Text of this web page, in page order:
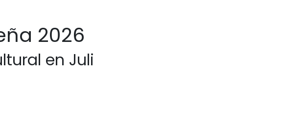
2026
en Juli